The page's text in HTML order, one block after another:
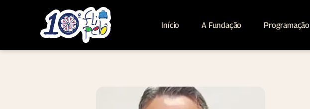
Início A Fundação Programação